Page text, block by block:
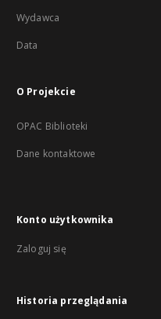
Wydawca
Data
O Projekcie
OPAC Biblioteki
Dane kontaktowe
Konto użytkownika
Zaloguj się
Historia przeglądania